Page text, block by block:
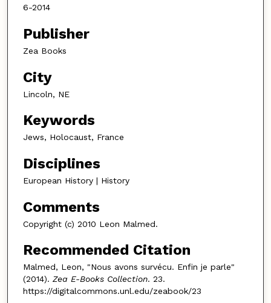
6-2014
Publisher
Zea Books
City
Lincoln, NE
Keywords
Jews, Holocaust, France
Disciplines
European History | History
Comments
Copyright (c) 2010 Leon Malmed.
Recommended Citation
Malmed, Leon, "Nous avons survécu. Enfin je parle"
(2014). Zea E-Books Collection. 23.
https://digitalcommons.unl.edu/zeabook/23